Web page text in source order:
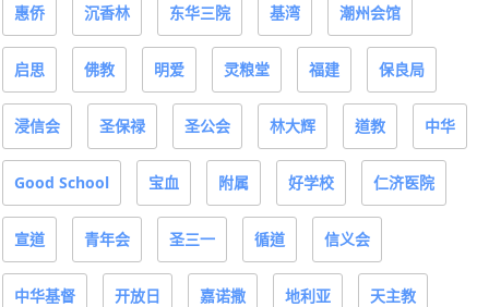
惠侨 沉香林 东华三院 基湾 潮州会馆
启思 佛教 明爱 灵粮堂 福建 保良局
浸信会 圣保禄 圣公会 林大辉 道教 中华
Good School 宝血 附属 好学校 仁济医院
宣道 青年会 圣三一 循道 信义会
中华基督 开放日 嘉诺撒 地利亚 天主教